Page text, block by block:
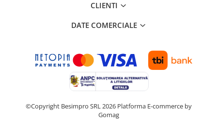
CLIENTI
DATE COMERCIALE
©Copyright Besimpro SRL 2026 Platforma E-commerce by
Gomag